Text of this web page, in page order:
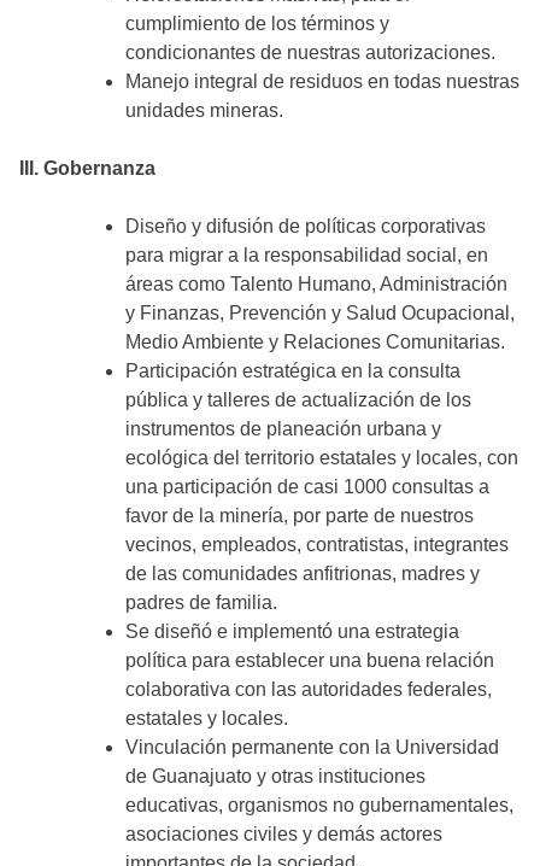
cumplimiento de los términos y
condicionantes de nuestras autorizaciones.
Manejo integral de residuos en todas nuestras
unidades mineras.
III. Gobernanza
Diseño y difusión de políticas corporativas
para migrar a la responsabilidad social, en
áreas como Talento Humano, Administración
y Finanzas, Prevención y Salud Ocupacional,
Medio Ambiente y Relaciones Comunitarias.
Participación estratégica en la consulta
pública y talleres de actualización de los
instrumentos de planeación urbana y
ecológica del territorio estatales y locales, con
una participación de casi 1000 consultas a
favor de la minería, por parte de nuestros
vecinos, empleados, contratistas, integrantes
de las comunidades anfitrionas, madres y
padres de familia.
Se diseñó e implementó una estrategia
política para establecer una buena relación
colaborativa con las autoridades federales,
estatales y locales.
Vinculación permanente con la Universidad
de Guanajuato y otras instituciones
educativas, organismos no gubernamentales,
asociaciones civiles y demás actores